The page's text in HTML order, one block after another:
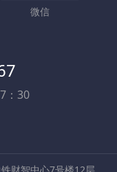
微信
：30